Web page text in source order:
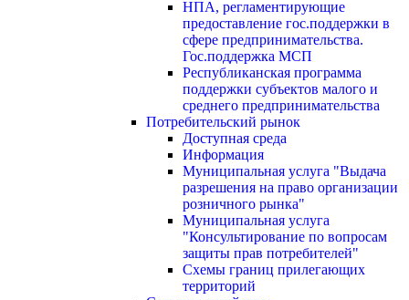
НПА, регламентирующие
предоставление гос.поддержки в
сфере предпринимательства.
Гос.поддержка МСП
Республиканская программа
поддержки субъектов малого и
среднего предпринимательства
Потребительский рынок
Доступная среда
Информация
Муниципальная услуга "Выдача
разрешения на право организации
розничного рынка"
Муниципальная услуга
"Консультирование по вопросам
защиты прав потребителей"
Схемы границ прилегающих
территорий